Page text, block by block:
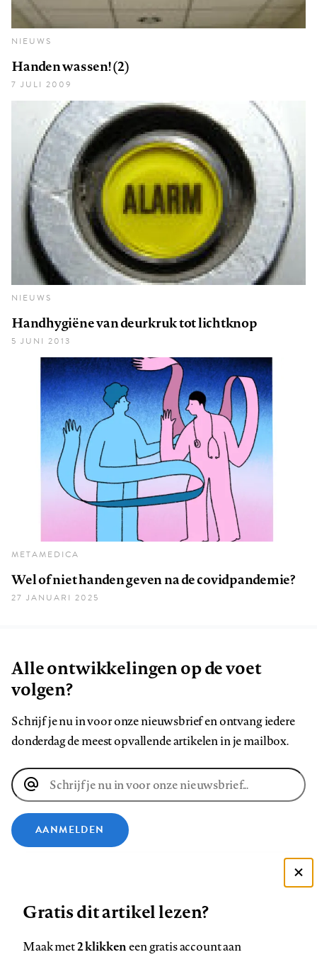
NIEUWS
Handen wassen! (2)
7 JULI 2009
NIEUWS
Handhygiëne van deurkruk tot lichtknop
5 JUNI 2013
METAMEDICA
Wel of niet handen geven na de covidpandemie?
27 JANUARI 2025
Alle ontwikkelingen op de voet
volgen?
Schrijf je nu in voor onze nieuwsbrief en ontvang iedere
donderdag de meest opvallende artikelen in je mailbox.
E-
mailadres
AANMELDEN
Volg
ons
Volg
ons
Volg
ons
Volg
ons
Volg
ons
ons
Zie onze cookie policy
Gratis dit artikel lezen?
Maak met2 klikkeneen gratis account aan